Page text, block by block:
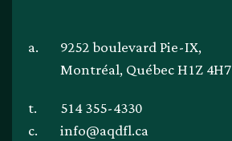
a.
9252 boulevard Pie-IX,
Montréal, Québec H1Z 4H7
t.
514 355-4330
c.
info@aqdfl.ca